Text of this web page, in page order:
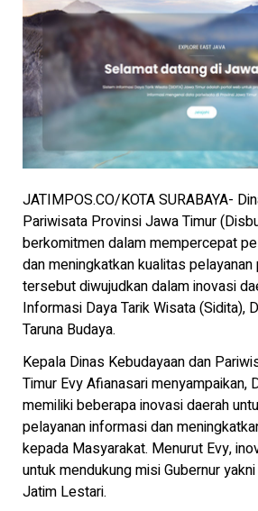
JATIMPOS.CO/KOTA SURABAYA-
Pariwisata Provinsi Jawa Timur
berkomitmen dalam mempercepat
dan meningkatkan kualitas
tersebut diwujudkan dalam inovasi
Informasi Daya Tarik Wisata (Sidita),
Taruna Budaya.
Kepala Dinas Kebudayaan dan
Timur Evy Afianasari menyampaikan,
memiliki beberapa inovasi daerah
pelayanan informasi dan
kepada Masyarakat. Menurut Evy,
untuk mendukung misi Gubernur
Jatim Lestari.